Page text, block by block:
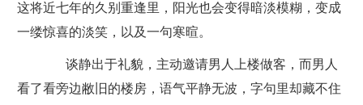
这将近七年的久别重逢里，阳光也会变得暗淡模糊，变成
一缕惊喜的淡笑，以及一句寒暄。
谈静出于礼貌，主动邀请男人上楼做客，而男人
看了看旁边敝旧的楼房，语气平静无波，字句里却藏不住